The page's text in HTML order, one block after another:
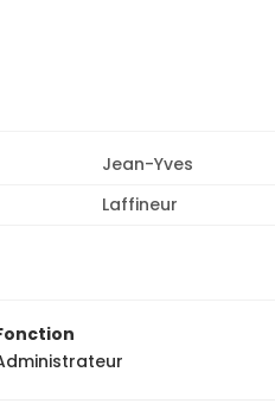
Jean-Yves
Laffineur